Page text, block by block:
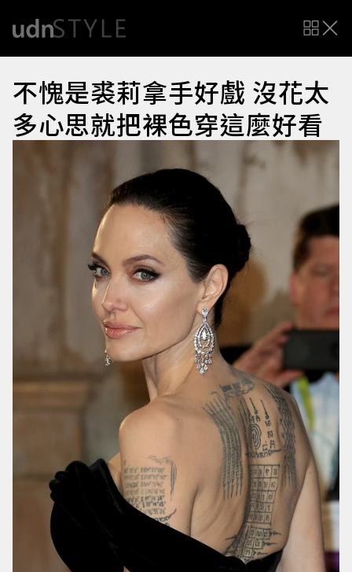
不愧是裘莉拿手好戲 沒花太
多心思就把裸色穿這麼好看